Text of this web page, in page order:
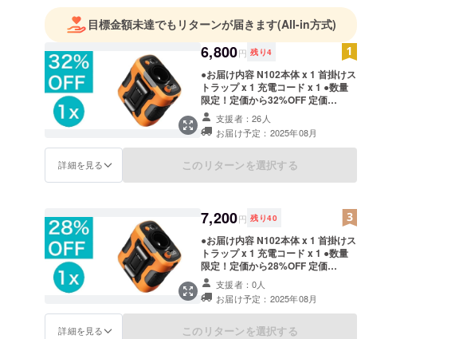
目標金額未達でもリターンが届きます(All-in方式)
6,800円 残り4
●お届け内容 N102本体 x 1 首掛けス
トラップ x 1 充電コード x 1 ●数量
限定！定価から32%OFF 定価
10,000円（税込）→ 6,800円（税
込） ※販売価格は送料込みです。 ※
ご注文状況、使用部材の供給状況、
製造工程上の都合等により出荷時期
が遅れる場合があります。
支援者：26人
お届け予定：2025年08月
詳細を見る このリターンを選択する
7,200円 残り40
●お届け内容 N102本体 x 1 首掛けス
トラップ x 1 充電コード x 1 ●数量
限定！定価から28%OFF 定価
10,000円（税込）→ 7,200円（税
込） ※販売価格は送料込みです。 ※
ご注文状況、使用部材の供給状況、
製造工程上の都合等により出荷時期
が遅れる場合があります。
支援者：0人
お届け予定：2025年08月
詳細を見る このリターンを選択する